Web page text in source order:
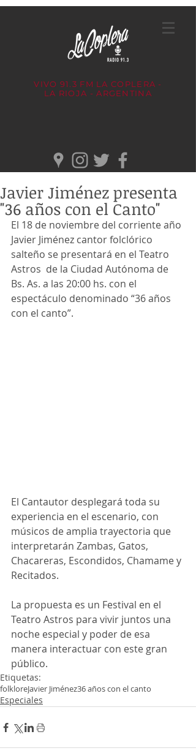
VIVO 91.3 FM LA COPLERA -
LA RIOJA - ARGENTINA
Javier Jiménez presenta
"36 años con el Canto"
El 18 de noviembre del corriente año
Javier Jiménez cantor folclórico
salteño se presentará en el Teatro
Astros  de la Ciudad Autónoma de
Bs. As. a las 20:00 hs. con el
espectáculo denominado “36 años
con el canto”.
El Cantautor desplegará toda su
experiencia en el escenario, con
músicos de amplia trayectoria que
interpretarán Zambas, Gatos,
Chacareras, Escondidos, Chamame y
Recitados.
La propuesta es un Festival en el
Teatro Astros para vivir juntos una
noche especial y poder de esa
manera interactuar con este gran
público.
Etiquetas:
folkloreJavier Jiménez36 años con el canto
Especiales